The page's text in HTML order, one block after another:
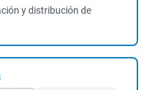
y distribución de